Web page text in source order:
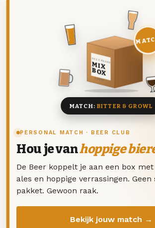
PERSONAL MATCH · BEER CLUB
Hou je vanhoppige
De Beer koppelt je aan een box met
ales en hoppige verrassingen. Geen
pakket. Gewoon raak.
Bekijk jouw match →
DEZE MAAND
MIX
BOX
8 BIEREN
MATCH: BITTER & GROWL